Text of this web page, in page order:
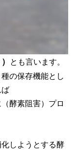
とも言います。
の保存機能とし
酵素阻害）プロ
しようとする酵